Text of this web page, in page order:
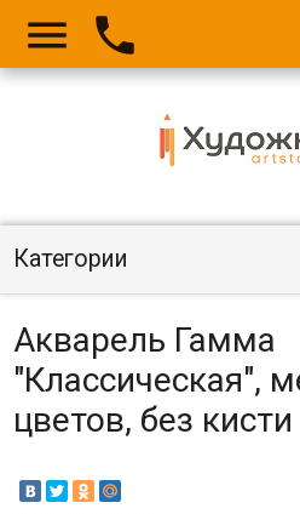
 
Категории
Акварель Гамма
"Классическая",
цветов, без кисти